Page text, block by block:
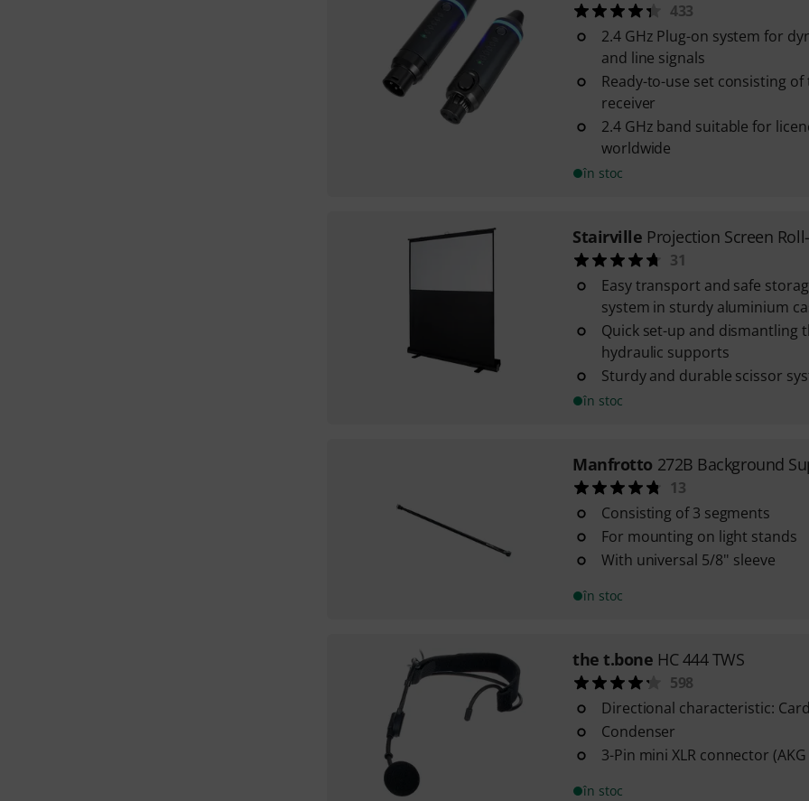
433
2.4 GHz Plug-on system for
and line signals
Ready-to-use set consisting
receiver
2.4 GHz band suitable for
worldwide
în stoc
Stairville Projection Screen
31
Easy transport and safe
system in sturdy aluminium
Quick set-up and dismantling
hydraulic supports
Sturdy and durable scissor
în stoc
Manfrotto 272B Background
13
Consisting of 3 segments
For mounting on light stands
With universal 5/8'' sleeve
în stoc
the t.bone HC 444 TWS
598
Directional characteristic:
Condenser
3-Pin mini XLR connector
în stoc